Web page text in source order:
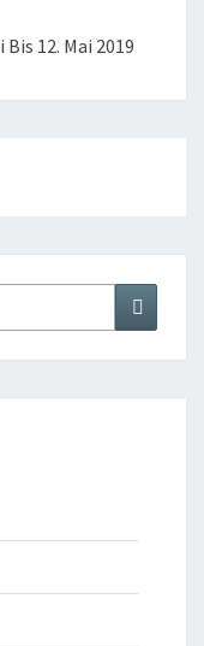
12. Mai 2019
Suchen